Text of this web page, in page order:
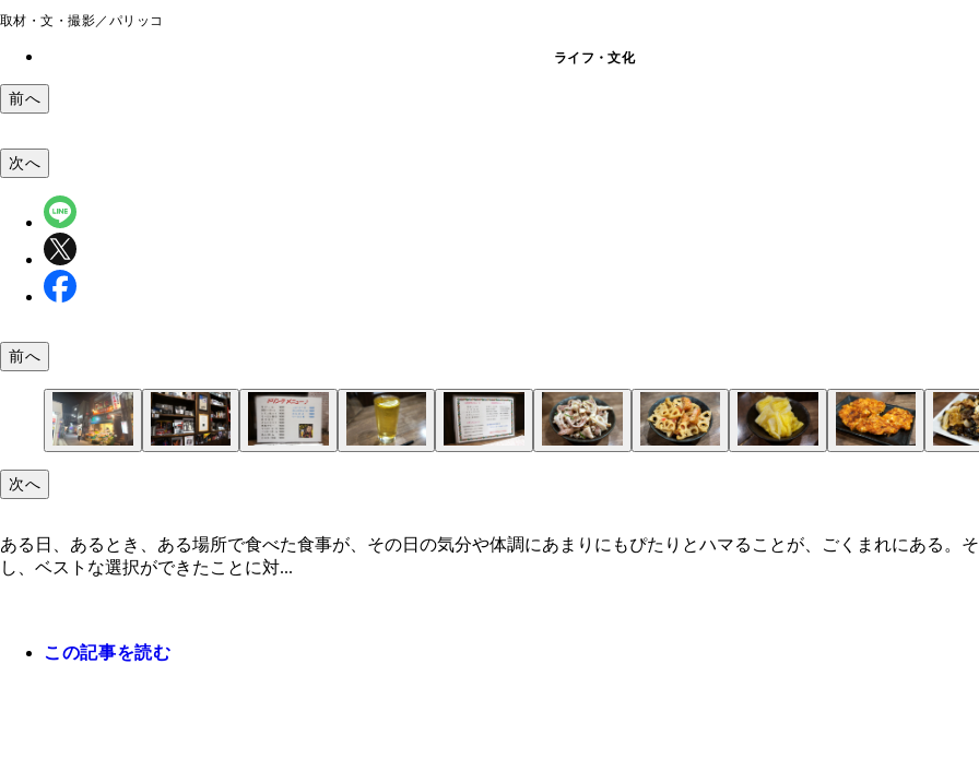
取材・文・撮影／パリッコ
ライフ・文化
前へ
次へ
前へ
次へ
ある日、あるとき、ある場所で食べた食事が、その日の気分や体調にあまりにもぴたりとハマることが、ごくまれにある。
し、ベストな選択ができたことに対...
この記事を読む